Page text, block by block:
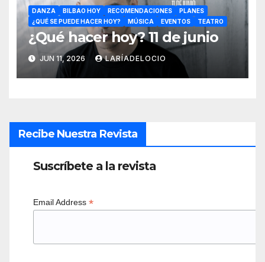
DANZA BILBAO HOY RECOMENDACIONES
PLANES
¿QUÉ SE PUEDE HACER HOY?
MÚSICA EVENTOS TEATRO
¿Qué hacer hoy? 11 de junio
JUN 11, 2026 LARÍADELOCIO
Recibe Nuestra Revista
Suscríbete a la revista
Email Address *